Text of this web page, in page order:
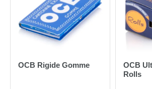
OCB Rigide Gomme
OCB
Rolls